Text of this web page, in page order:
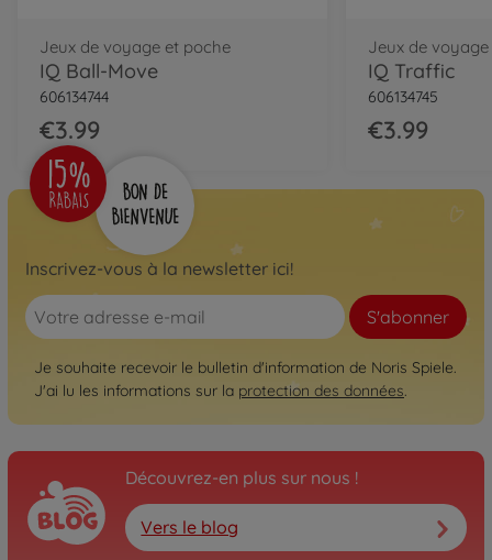
Jeux de voyage et poche
IQ Ball-Move
606134744
€3.99
Jeux de
IQ Traffic
606134745
€3.99
Inscrivez-vous à la newsletter ici!
S'abonner
Je souhaite recevoir le bulletin d'information de Noris Spiele.
J'ai lu les informations sur la protection des données.
Découvrez-en plus sur nous !
Vers le blog